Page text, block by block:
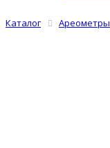
Каталог Ареометры